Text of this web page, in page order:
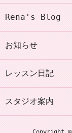
Rena's Blog
お知らせ
レッスン日記
スタジオ案内